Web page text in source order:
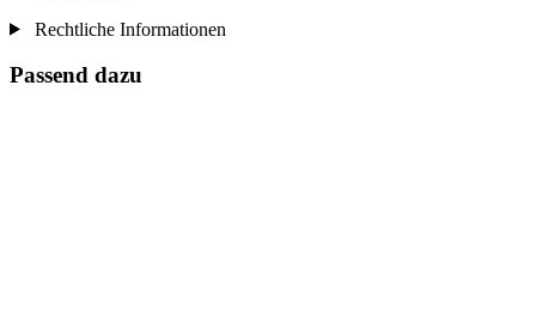
Rechtliche Informationen
Passend dazu